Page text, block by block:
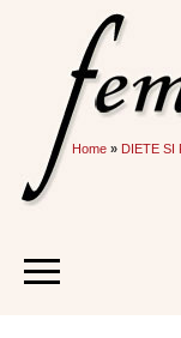
Home » DIETE SI